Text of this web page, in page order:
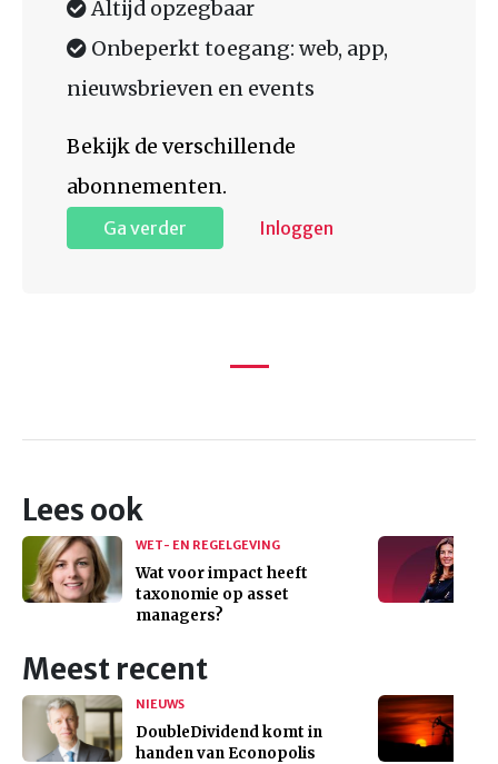
Altijd opzegbaar
Onbeperkt toegang: web, app,
nieuwsbrieven en events
Bekijk de verschillende
abonnementen.
Ga verder Inloggen
Lees ook
WET- EN REGELGEVING
Wat voor impact heeft
taxonomie op asset
managers?
Meest recent
NIEUWS
DoubleDividend komt in
handen van Econopolis